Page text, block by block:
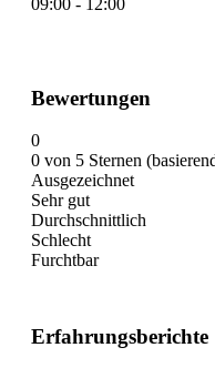
09:00 - 12:00
Bewertungen
0
0 von 5 Sternen
Ausgezeichnet
Sehr gut
Durchschnittlich
Schlecht
Furchtbar
Erfahrungsberichte